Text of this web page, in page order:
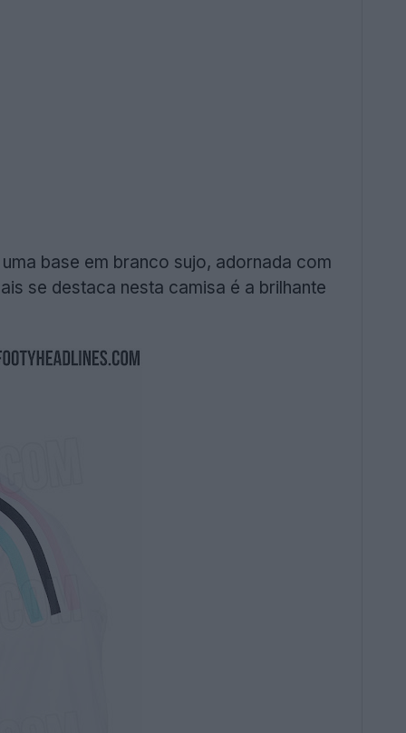
base em branco sujo, adornada com
se destaca nesta camisa é a brilhante